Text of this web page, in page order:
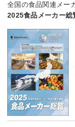
全国の食品関連メ
2025食品メーカー総